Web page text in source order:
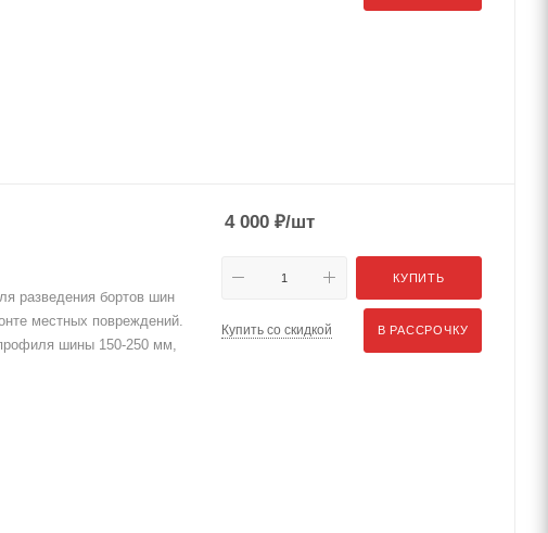
разведения бортов шин
местных повреждений.
шины 150-250 мм,
4 000 ₽/шт
КУПИТЬ
Купить со скидкой В РАССРОЧКУ